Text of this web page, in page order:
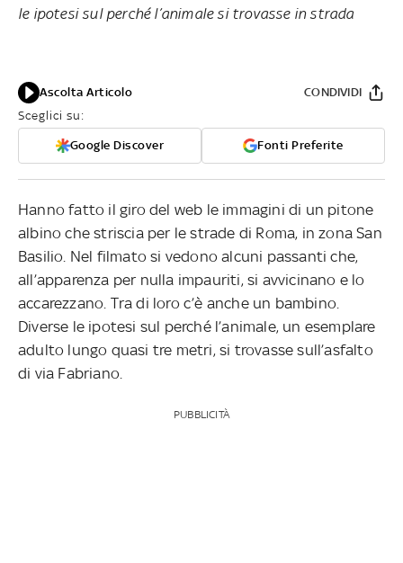
le ipotesi sul perché l’animale si trovasse in strada
Ascolta Articolo
Sceglici su:
Google Discover Fonti Preferite
CONDIVIDI
Hanno fatto il giro del web le immagini di un pitone
albino che striscia per le strade di Roma, in zona San
Basilio. Nel filmato si vedono alcuni passanti che,
all’apparenza per nulla impauriti, si avvicinano e lo
accarezzano. Tra di loro c’è anche un bambino.
Diverse le ipotesi sul perché l’animale, un esemplare
adulto lungo quasi tre metri, si trovasse sull’asfalto
di via Fabriano.
PUBBLICITÀ